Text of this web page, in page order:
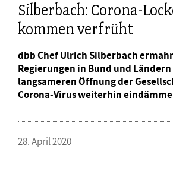
Silberbach: Corona-
kommen verfrüht
dbb Chef Ulrich Silberbach
Regierungen in Bund und
langsameren Öffnung der
Corona-Virus weiterhin
28. April 2020